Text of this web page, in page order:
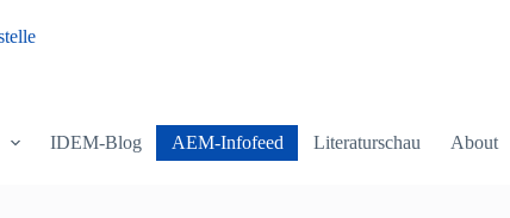
IDEM-Blog AEM-Infofeed Literaturschau About